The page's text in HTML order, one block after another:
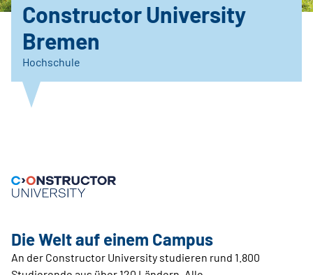
Constructor University
Bremen
Hochschule
Die Welt auf einem Campus
An der Constructor University studieren rund 1.800